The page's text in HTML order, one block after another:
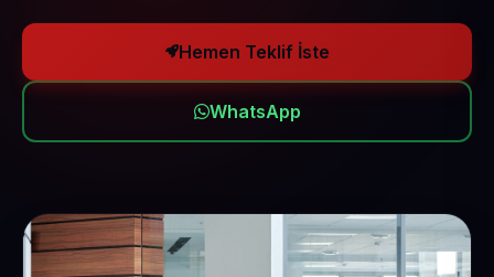
Hemen Teklif İste
WhatsApp